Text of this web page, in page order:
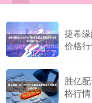
捷希
价格
胜亿
格行情